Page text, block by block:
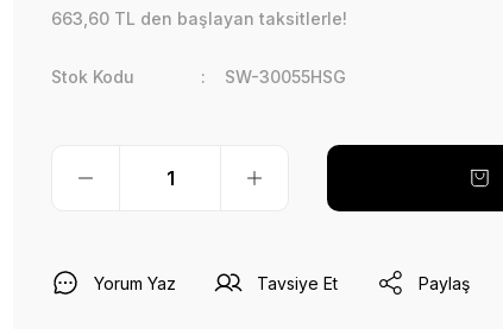
663,60 TL den başlayan taksitlerle!
Stok Kodu SW-30055HSG
Yorum Yaz Tavsiye Et Paylaş